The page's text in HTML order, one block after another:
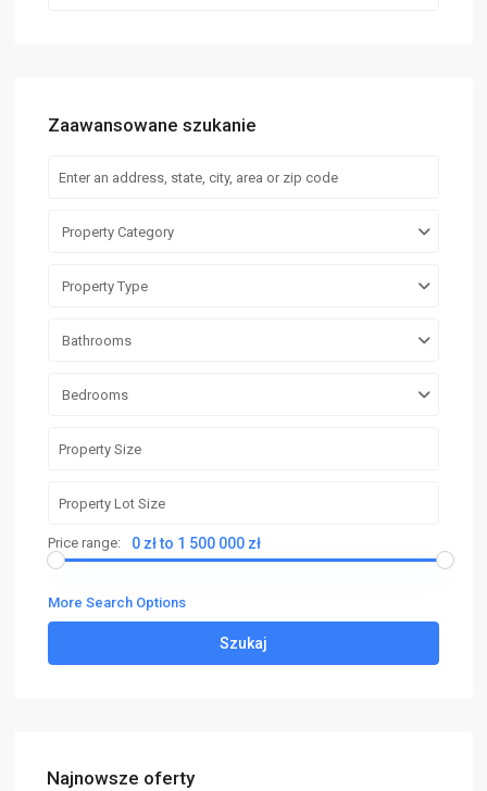
Zaawansowane szukanie
Property Category
Property Type
Bathrooms
Bedrooms
Price range: 0 zł to 1 500 000 zł
More Search Options
Szukaj
Najnowsze oferty